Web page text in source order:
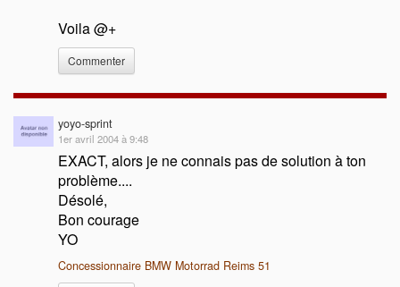
Voila @+
Commenter
yoyo-sprint
1er avril 2004 à 9:48
EXACT, alors je ne connais pas de solution à ton
problème....
Désolé,
Bon courage
YO
Concessionnaire BMW Motorrad Reims 51